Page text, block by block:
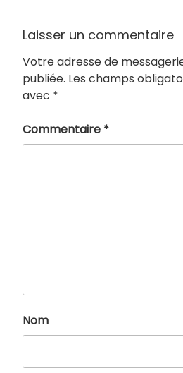
Laisser un commentaire
Votre adresse de
publiée. Les champs
avec *
Commentaire *
Nom